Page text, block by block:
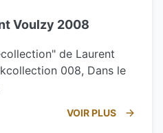
Voulzy 2008
de Laurent
008, Dans le
VOIR PLUS